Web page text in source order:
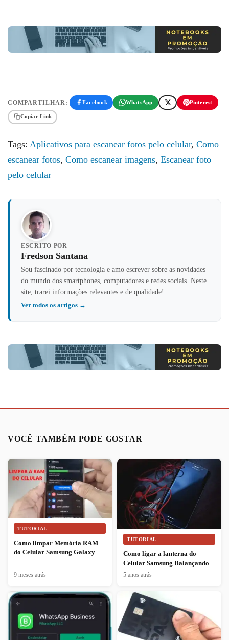
COMPARTILHAR: Facebook WhatsApp Pinterest
Copiar Link
Tags: Aplicativos para escanear fotos pelo celular, Como
escanear fotos, Como escanear imagens, Escanear foto
pelo celular
ESCRITO POR
Fredson Santana
Sou fascinado por tecnologia e amo escrever sobre as novidades
do mundo dos smartphones, computadores e redes sociais. Neste
site, trarei informações relevantes e de qualidade!
Ver todos os artigos →
VOCÊ TAMBÉM PODE GOSTAR
TUTORIAL
Como limpar Memória RAM
do Celular Samsung Galaxy
9 meses atrás
TUTORIAL
Como ligar a lanterna do
Celular Samsung Balançando
5 anos atrás